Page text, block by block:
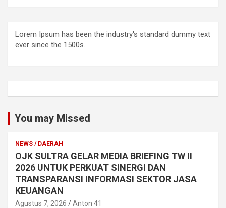
Lorem Ipsum has been the industry's standard dummy text
ever since the 1500s.
You may Missed
NEWS / DAERAH
OJK SULTRA GELAR MEDIA BRIEFING TW II
2026 UNTUK PERKUAT SINERGI DAN
TRANSPARANSI INFORMASI SEKTOR JASA
KEUANGAN
Agustus 7, 2026 Anton 41